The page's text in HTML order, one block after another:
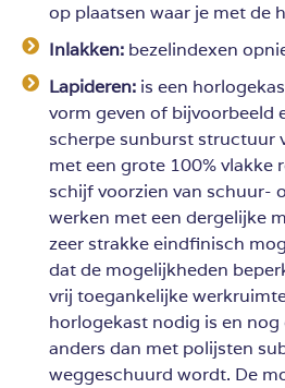
op plaatsen waar je met de
Inlakken: bezelindexen
Lapideren: is een
vorm geven of bijvoorbeeld
scherpe sunburst structuur
met een grote 100% vlakke
schijf voorzien van schuur-
werken met een dergelijke
zeer strakke eindfinisch
dat de mogelijkheden
vrij toegankelijke
horlogekast nodig is en nog
anders dan met polijsten
weggeschuurd wordt. De